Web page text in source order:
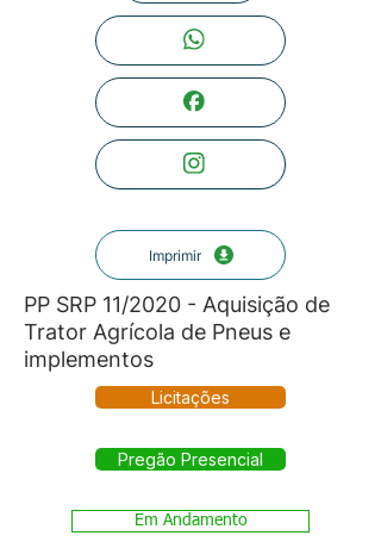
Imprimir
PP SRP 11/2020 - Aquisição de
Trator Agrícola de Pneus e
implementos
Licitações
Pregão Presencial
Em Andamento